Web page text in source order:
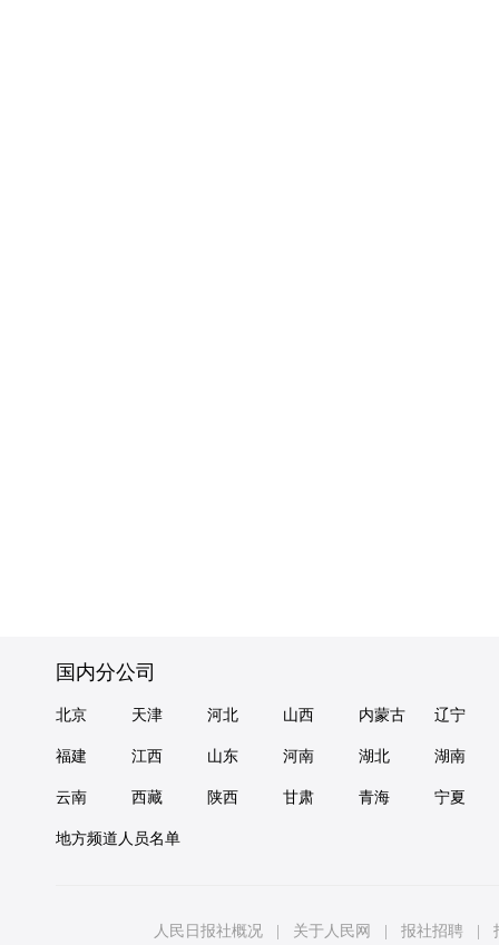
国内分公司
北京 天津 河北 山西 内蒙古 辽宁
福建 江西 山东 河南 湖北 湖南
云南 西藏 陕西 甘肃 青海 宁夏
地方频道人员名单
人民日报社概况 | 关于人民网 | 报社招聘 |